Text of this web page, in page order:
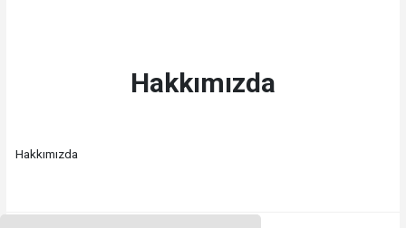
Hakkımızda
Hakkımızda